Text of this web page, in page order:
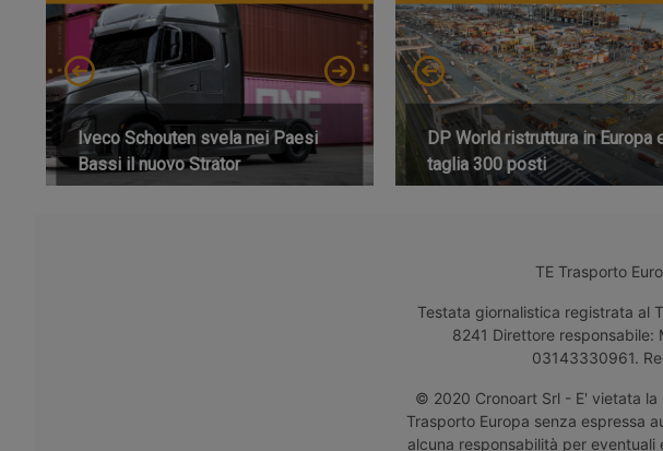
Iveco Schouten svela nei Paesi
Bassi il nuovo Strator
DP World ristruttura in Europa
taglia 300 posti
TE Trasporto
Testata giornalistica registrata al
8241 Direttore responsabile:
03143330961.
© 2020 Cronoart Srl - E' vietata
Trasporto Europa senza espressa
alcuna responsabilità per